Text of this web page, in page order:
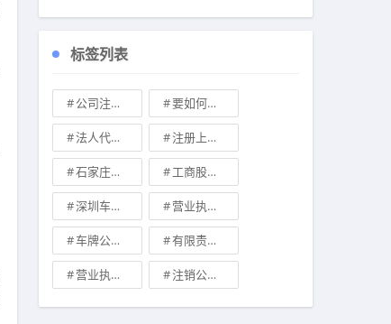
标签列表
公司注册地址可不可以改 要如何注册成立家族公司
法人代表变更\ 注册上海公司
石家庄典当行转让 工商股权转让
深圳车牌可以转让吗？ 营业执照也能卖钱么
车牌公司转让，北京带车牌公司转让\ 有限责任公司的出资份额能继承吗
营业执照有效期是多久 注销公司收费\